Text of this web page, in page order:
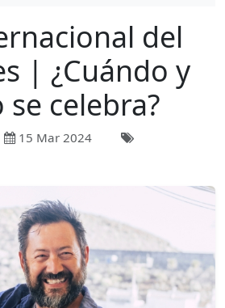
del
| ¿Cuándo y
se celebra?
15 Mar 2024